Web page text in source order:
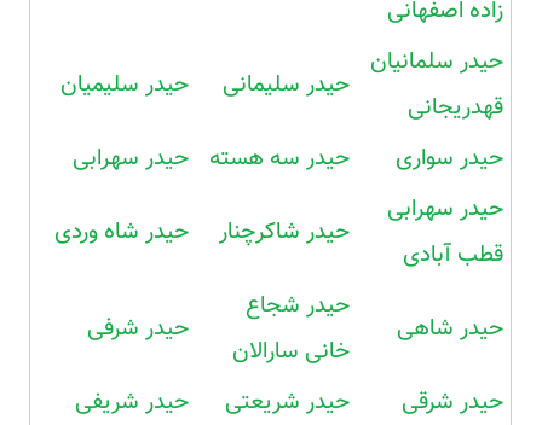
زاده اصفهانی
حیدر سلمانیان
قهدریجانی
حیدر سلیمانی حیدر سلیمیان
حیدر سواری حیدر سه هسته حیدر سهرابی
حیدر سهرابی
قطب آبادی
حیدر شاکرچنار حیدر شاه وردی
حیدر شاهی
حیدر شجاع
خانی سارالان
حیدر شرفی
حیدر شرقی حیدر شریعتی
حیدر شریفی